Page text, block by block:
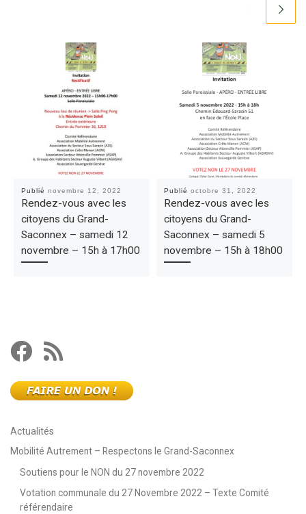
Publiénovembre 12, 2022
Rendez-vous avec les
citoyens du Grand-
Saconnex – samedi 12
novembre – 15h à 17h00
Publiéoctobre 31, 2022
Rendez-vous avec les
citoyens du Grand-
Saconnex – samedi 5
novembre – 15h à 18h00
Actualités
Mobilité Autrement – Respectons le Grand-Saconnex
Soutiens pour le NON du 27 novembre 2022
Votation communale du 27 Novembre 2022 – Texte Comité
référendaire